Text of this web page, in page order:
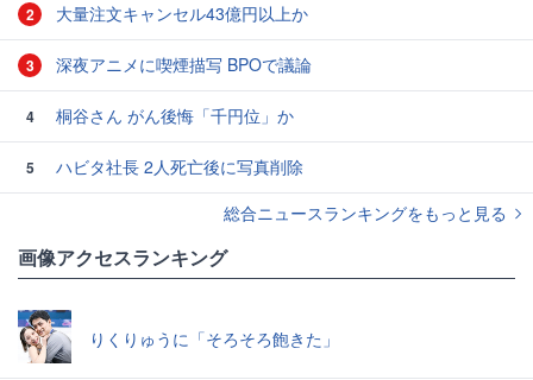
2 大量注文キャンセル43億円以上か
3 深夜アニメに喫煙描写 BPOで議論
4 桐谷さん がん後悔「千円位」か
5
ハビタ社長 2人死亡後に写真削除
総合ニュースランキングをもっと見る
画像アクセスランキング
りくりゅうに「そろそろ飽きた」